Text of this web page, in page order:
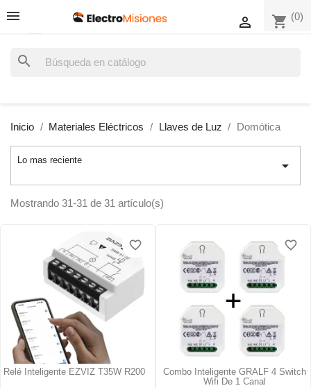
shopping_cart (0)

search
Inicio Materiales Eléctricos Llaves de Luz Domótica
Lo mas reciente 
Mostrando 31-31 de 31 artículo(s)
Relé Inteligente EZVIZ T35W R200
favorite_border
favorite_border
favorite_border
Combo Inteligente GRALF 4 Switch
Wifi De 1 Canal
favorite_border
favorite_border
favorite_border